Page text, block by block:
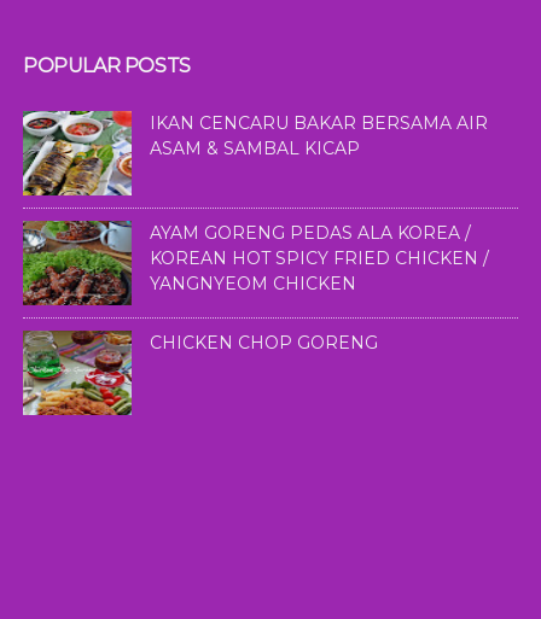
POPULAR POSTS
IKAN CENCARU BAKAR BERSAMA AIR
ASAM & SAMBAL KICAP
AYAM GORENG PEDAS ALA KOREA /
KOREAN HOT SPICY FRIED CHICKEN /
YANGNYEOM CHICKEN
CHICKEN CHOP GORENG